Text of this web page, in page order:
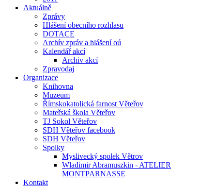
Aktuálně
Zprávy
Hlášení obecního rozhlasu
DOTACE
Archív zpráv a hlášení oú
Kalendář akcí
Archiv akcí
Zpravodaj
Organizace
Knihovna
Muzeum
Římskokatolická farnost Věteřov
Mateřská škola Věteřov
TJ Sokol Věteřov
SDH Věteřov facebook
SDH Věteřov
Spolky
Myslivecký spolek Větrov
Wladimir Abramuszkin - ATELIER
MONTPARNASSE
Kontakt